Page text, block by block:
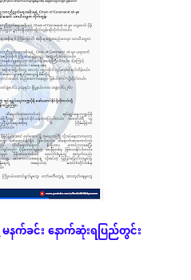
မနက်ခင်းနောက်ဆုံးရပြည်တွင်း